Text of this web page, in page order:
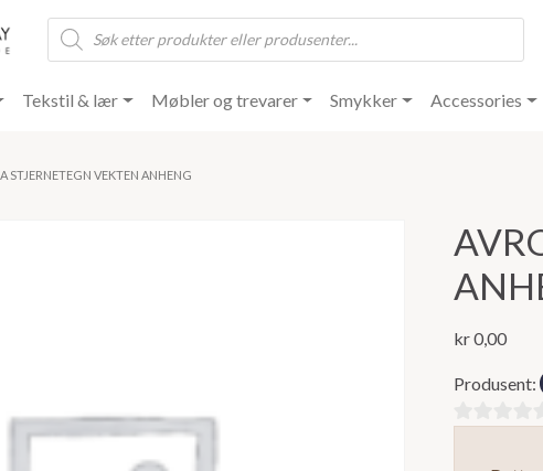
Products
search
Tekstil & lær Møbler og trevarer Smykker Accessories
STJERNETEGN VEKTEN ANHENG
kr0,00
Produsent: